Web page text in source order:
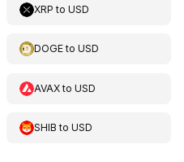
XRP toUSD
DOGEtoUSD
AVAXtoUSD
SHIB toUSD